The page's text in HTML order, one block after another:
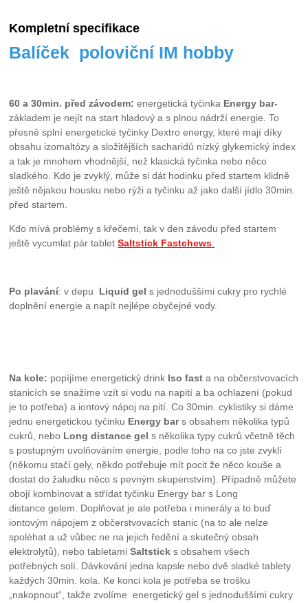
Kompletní specifikace
Balíček poloviční IM hobby
60 a 30min. před závodem: energetická tyčinka Energy bar-
základem je nejít na start hladový a s plnou nádrží energie. To
přesně splní energetické tyčinky Dextro energy, které mají díky
obsahu izomaltózy a složitějších sacharidů nízký glykemický index
a tak je mnohem vhodnější, než klasická tyčinka nebo něco
sladkého. Kdo je zvyklý, může si dát hodinku před startem klidně
ještě nějakou housku nebo rýži a tyčinku až jako další jídlo 30min.
před startem.
Kdo mívá problémy s křečemi, tak v den závodu před startem
ještě vycumlat pár tabletSaltstick Fastchews.
Po plavání: v depu Liquid gel s jednoduššími cukry pro rychlé
doplnění energie a napít nejlépe obyčejné vody.
Na kole: popíjíme energetický drink Iso fast a na občerstvovacích
stanicích se snažíme vzít si vodu na napití a ba ochlazení (pokud
je to potřeba) a iontový nápoj na pití. Co 30min. cyklistiky si dáme
jednu energetickou tyčinku Energy bars obsahem několika typů
cukrů, nebo Long distance gel s několika typy cukrů včetně těch
s postupným uvolňováním energie, podle toho na co jste zvyklí
(někomu stačí gely, někdo potřebuje mít pocit že něco kouše a
dostat do žaludku něco s pevným skupenstvím). Případně můžete
obojí kombinovat a střídat tyčinku Energy bar s Long
distance gelem. Doplňovat je ale potřeba i minerály a to buď
iontovým nápojem z občerstvovacích stanic (na to ale nelze
spoléhat a už vůbec ne na jejich ředění a skutečný obsah
elektrolytů), nebo tabletamiSaltsticks obsahem všech
potřebných solí. Dávkování jedna kapsle nebo dvě sladké tablety
každých 30min. kola. Ke konci kola je potřeba se trošku
„nakopnout“, takže zvolíme energetický gel s jednoduššími cukry